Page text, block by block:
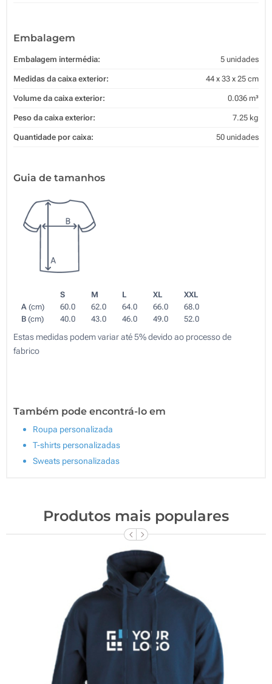
Embalagem
Embalagem intermédia: 5 unidades
Medidas da caixa exterior: 44 x 33 x 25 cm
Volume da caixa exterior: 0.036 m³
Peso da caixa exterior: 7.25 kg
Quantidade por caixa: 50 unidades
Guia de tamanhos
S M L XL
XXL
A (cm) 60.0 62.0 64.0 66.0
68.0
B (cm) 40.0 43.0 46.0 49.0 52.0
Estas medidas podem variar até 5% devido ao processo de
fabrico
Também pode encontrá-lo em
Roupa personalizada
T-shirts personalizadas
Sweats personalizadas
Produtos mais populares